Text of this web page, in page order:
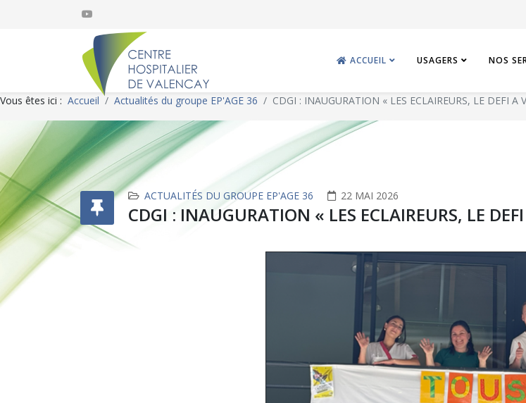
ACCUEIL USAGERS NOS
Vous êtes ici : Accueil Actualités du groupe EP'AGE 36 CDGI : INAUGURATION « LES ECLAIREURS, LE DEFI A
ACTUALITÉS DU GROUPE EP'AGE 36 22 MAI 2026
CDGI : INAUGURATION « LES ECLAIREURS, LE